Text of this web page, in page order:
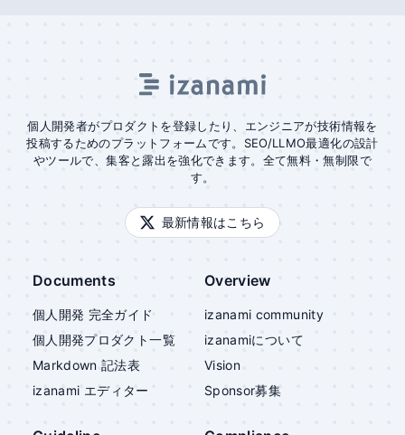
個人開発者がプロダクトを登録したり、エンジニアが技術情報を
投稿するためのプラットフォームです。SEO/LLMO最適化の設計
やツールで、集客と露出を強化できます。全て無料・無制限で
す。
最新情報はこちら
Documents
個人開発 完全ガイド
個人開発プロダクト一覧
Markdown 記法表
izanami エディター
Overview
izanami community
izanamiについて
Vision
Sponsor募集